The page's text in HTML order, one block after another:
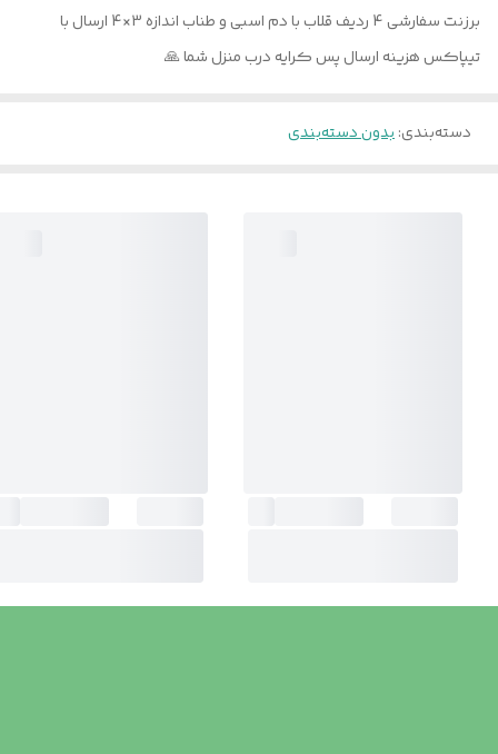
برزنت سفارشی 4 ردیف قلاب با دم اسبی و طناب اندازه 3×4 ارسال با
تیپاکس هزینه ارسال پس کرایه درب منزل شما 🙏
دسته‌بندی:بدون دسته‌بندی